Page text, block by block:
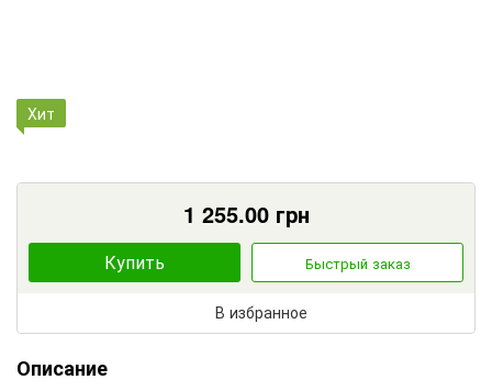
Хит
1 255.00грн
Купить Быстрый заказ
В избранное
Описание